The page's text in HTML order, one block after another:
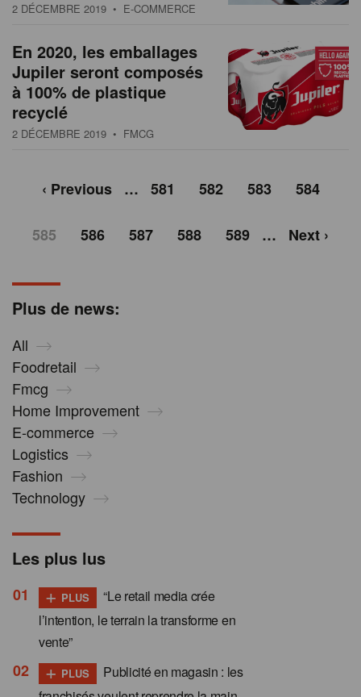
Plus de news:
All
Foodretail
Fmcg
Home Improvement
E-commerce
Logistics
Fashion
Technology
2 DÉCEMBRE 2019 • E-COMMERCE
En 2020, les emballages
Jupiler seront composés
à 100% de plastique
recyclé
2 DÉCEMBRE 2019 • FMCG
‹ Previous … 581 582 583 584
585 586 587 588 589 … Next ›
Les plus lus
+ PLUS
“Le retail media crée
l’intention, le terrain la transforme en
vente”
+ PLUS
Publicité en magasin : les